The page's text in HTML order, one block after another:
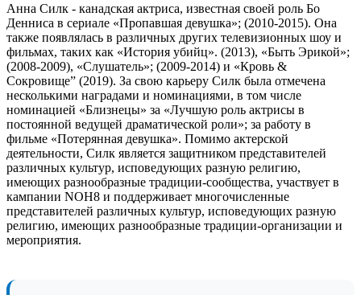
Анна Силк - канадская актриса, известная своей роль Бо
Денниса в сериале «Пропавшая девушка»; (2010-2015). Она
также появлялась в различных других телевизионных шоу и
фильмах, таких как «История убийц». (2013), «Быть ​​Эрикой»;
(2008-2009), «Слушатель»; (2009-2014) и «Кровь &
Сокровище” (2019). За свою карьеру Силк была отмечена
несколькими наградами и номинациями, в том числе
номинацией «Близнецы» за «Лучшую роль актрисы в
постоянной ведущей драматической роли»; за работу в
фильме «Потерянная девушка». Помимо актерской
деятельности, Силк является защитником представителей
различных культур, исповедующих разную религию,
имеющих разнообразные традиции-сообщества, участвует в
кампании NOH8 и поддерживает многочисленные
представителей различных культур, исповедующих разную
религию, имеющих разнообразные традиции-организации и
мероприятия.